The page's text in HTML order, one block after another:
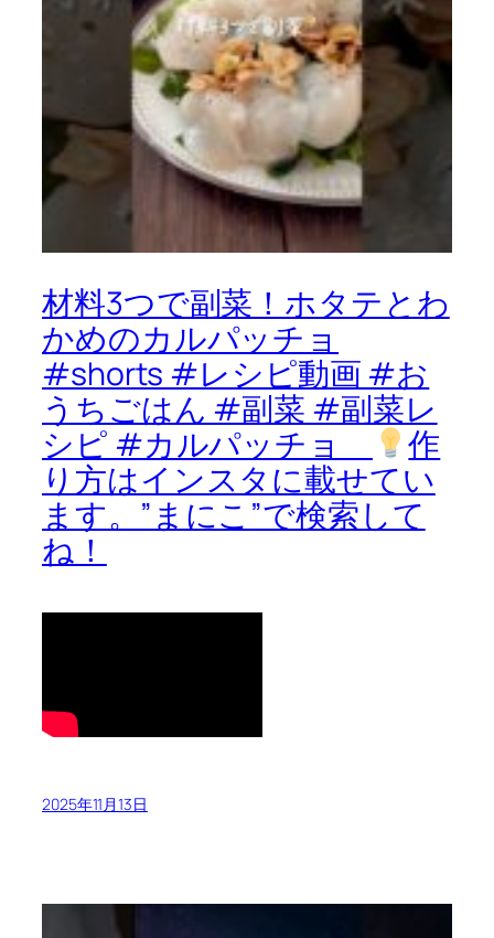
材料3つで副菜！ホタテとわ
かめのカルパッチョ
#shorts #レシピ動画 #お
うちごはん #副菜 #副菜レ
シピ #カルパッチョ
作
り方はインスタに載せてい
ます。”まにこ”で検索して
ね！
2025年11月13日